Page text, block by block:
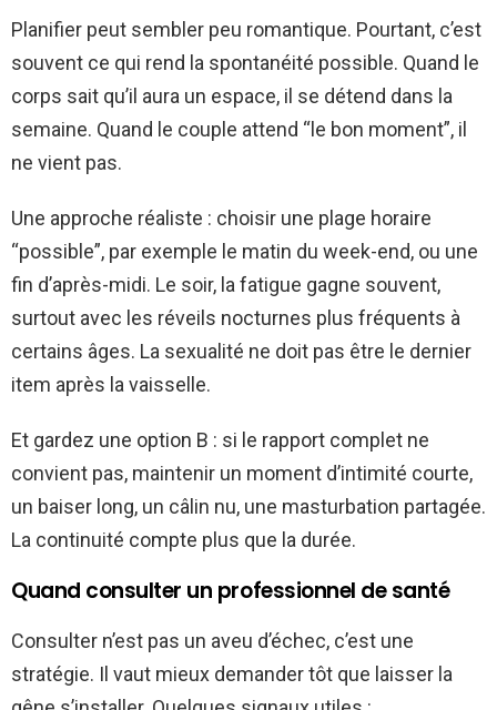
Planifier peut sembler peu romantique. Pourtant, c’est
souvent ce qui rend la spontanéité possible. Quand le
corps sait qu’il aura un espace, il se détend dans la
semaine. Quand le couple attend “le bon moment”, il
ne vient pas.
Une approche réaliste : choisir une plage horaire
“possible”, par exemple le matin du week-end, ou une
fin d’après-midi. Le soir, la fatigue gagne souvent,
surtout avec les réveils nocturnes plus fréquents à
certains âges. La sexualité ne doit pas être le dernier
item après la vaisselle.
Et gardez une option B : si le rapport complet ne
convient pas, maintenir un moment d’intimité courte,
un baiser long, un câlin nu, une masturbation partagée.
La continuité compte plus que la durée.
Quand consulter un professionnel de santé
Consulter n’est pas un aveu d’échec, c’est une
stratégie. Il vaut mieux demander tôt que laisser la